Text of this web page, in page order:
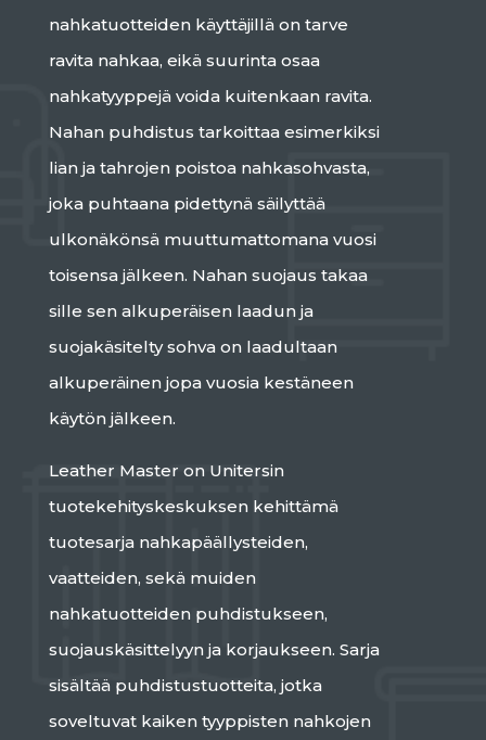
nahkatuotteiden käyttäjillä on tarve
ravita nahkaa, eikä suurinta osaa
nahkatyyppejä voida kuitenkaan ravita.
Nahan puhdistus tarkoittaa esimerkiksi
lian ja tahrojen poistoa nahkasohvasta,
joka puhtaana pidettynä säilyttää
ulkonäkönsä muuttumattomana vuosi
toisensa jälkeen. Nahan suojaus takaa
sille sen alkuperäisen laadun ja
suojakäsitelty sohva on laadultaan
alkuperäinen jopa vuosia kestäneen
käytön jälkeen.
Leather Master on Unitersin
tuotekehityskeskuksen kehittämä
tuotesarja nahkapäällysteiden,
vaatteiden, sekä muiden
nahkatuotteiden puhdistukseen,
suojauskäsittelyyn ja korjaukseen. Sarja
sisältää puhdistustuotteita, jotka
soveltuvat kaiken tyyppisten nahkojen